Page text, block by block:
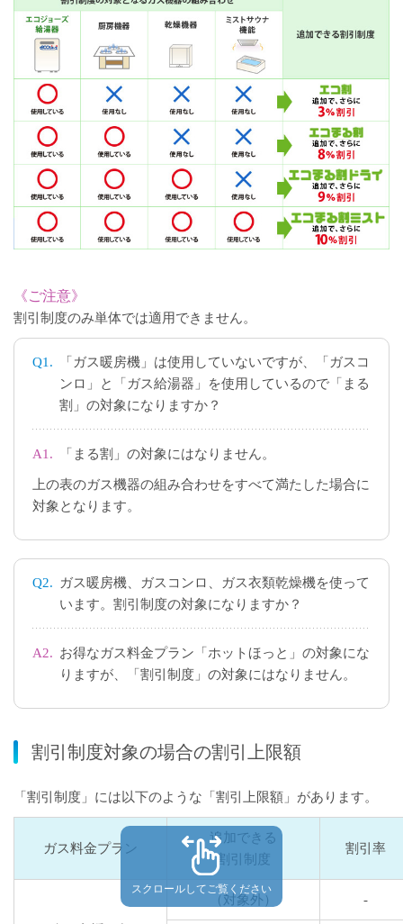
《ご注意》
割引制度のみ単体では適用できません。
Q1.
「ガス暖房機」は使用していないですが、「ガスコ
ンロ」と「ガス給湯器」を使用しているので「まる
割」の対象になりますか？
A1. 「まる割」の対象にはなりません。
上の表のガス機器の組み合わせをすべて満たした場合に
対象となります。
Q2.
ガス暖房機、ガスコンロ、ガス衣類乾燥機を使って
います。割引制度の対象になりますか？
A2. お得なガス料金プラン「ホットほっと」の対象にな
りますが、「割引制度」の対象にはなりません。
割引制度対象の場合の割引上限額
「割引制度」には以下のような「割引上限額」があります。
ガス料金プラン
追加できる
割引制度
割引率
（対象外） -
スクロールしてご覧ください